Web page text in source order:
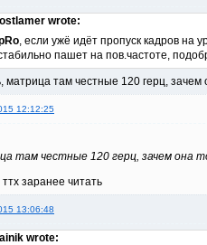
wrote:
, если ужё идёт пропуск кадров на
пашет на пов.частоте,
матрица там честные 120 герц,
12:12:25
там честные 120 герц, зачем она
заранее читать
13:06:48
wrote: